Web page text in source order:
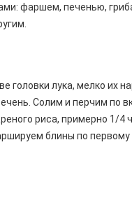
фаршем, печенью,
головки лука, мелко их
Солим и перчим по
риса, примерно 1/4
блины по первому